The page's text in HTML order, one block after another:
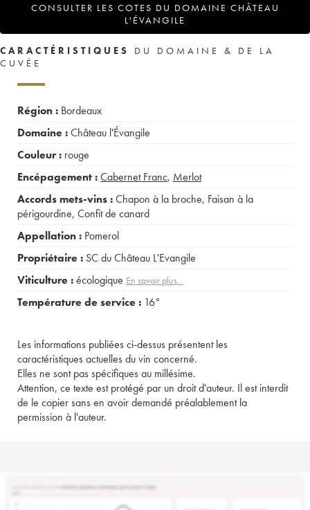
CONSULTER LES COTES DU DOMAINE CHÂTEAU
L'ÉVANGILE
CARACTÉRISTIQUES
DU DOMAINE & DE LA
CUVÉE
Région : Bordeaux
Domaine :Château l'Évangile
Couleur : rouge
Encépagement :Cabernet Franc, Merlot
Accords mets-vins :Chapon à la broche, Faisan à la
périgourdine, Confit de canard
Appellation : Pomerol
Propriétaire : SC du Château L'Evangile
Viticulture :écologique En savoir plus...
Température de service : 16°
Les informations publiées ci-dessus présentent les
caractéristiques actuelles du vin concerné.
Elles ne sont pas spécifiques au millésime.
Attention, ce texte est protégé par un droit d'auteur. Il est interdit
de le copier sans en avoir demandé préalablement la
permission à l'auteur.